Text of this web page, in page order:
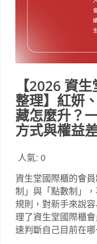
【2026 資
整理】紅妍
藏怎麼升？
方式與權益
人氣: 0
資生堂國際櫃的會
制」與「點數制」
規則，對新手來說
理了資生堂國際櫃
速判斷自己目前在